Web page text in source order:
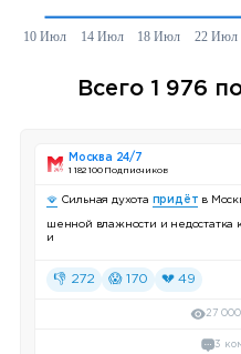
Всего 1 976
Москва 24/7
1 182 100 Подписчиков
🪭Сильная духота придёт в
шенной влажности и недостатка
и
👎 272 😱 170 💔 49
27
3